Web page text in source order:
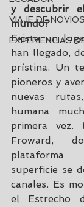
VIAJE DE NOVIOS
EXPERIENCIAS
y descubrir
mundo?
Existe un
han llegado,
prístina. Un
pioneros y
nuevas
humana
primera vez.
Froward,
superficie se
canales. Es
el Estrecho